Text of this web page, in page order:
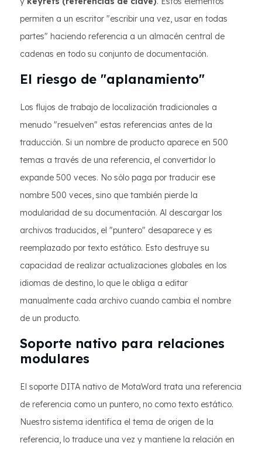
permiten a un escritor "escribir una vez, usar en todas
partes" haciendo referencia a un almacén central de
cadenas en todo su conjunto de documentación.
El riesgo de "aplanamiento"
Los flujos de trabajo de localización tradicionales a
menudo "resuelven" estas referencias antes de la
traducción. Si un nombre de producto aparece en 500
temas a través de una referencia, el convertidor lo
expande 500 veces. No sólo paga por traducir ese
nombre 500 veces, sino que también pierde la
modularidad de su documentación. Al descargar los
archivos traducidos, el "puntero" desaparece y es
reemplazado por texto estático. Esto destruye su
capacidad de realizar actualizaciones globales en los
idiomas de destino, lo que le obliga a editar
manualmente cada archivo cuando cambia el nombre
de un producto.
Soporte nativo para relaciones
modulares
El soporte DITA nativo de MotaWord trata una referencia
de referencia como un puntero, no como texto estático.
Nuestro sistema identifica el tema de origen de la
referencia, lo traduce una vez y mantiene la relación en